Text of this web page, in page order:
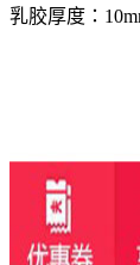
乳胶厚度：